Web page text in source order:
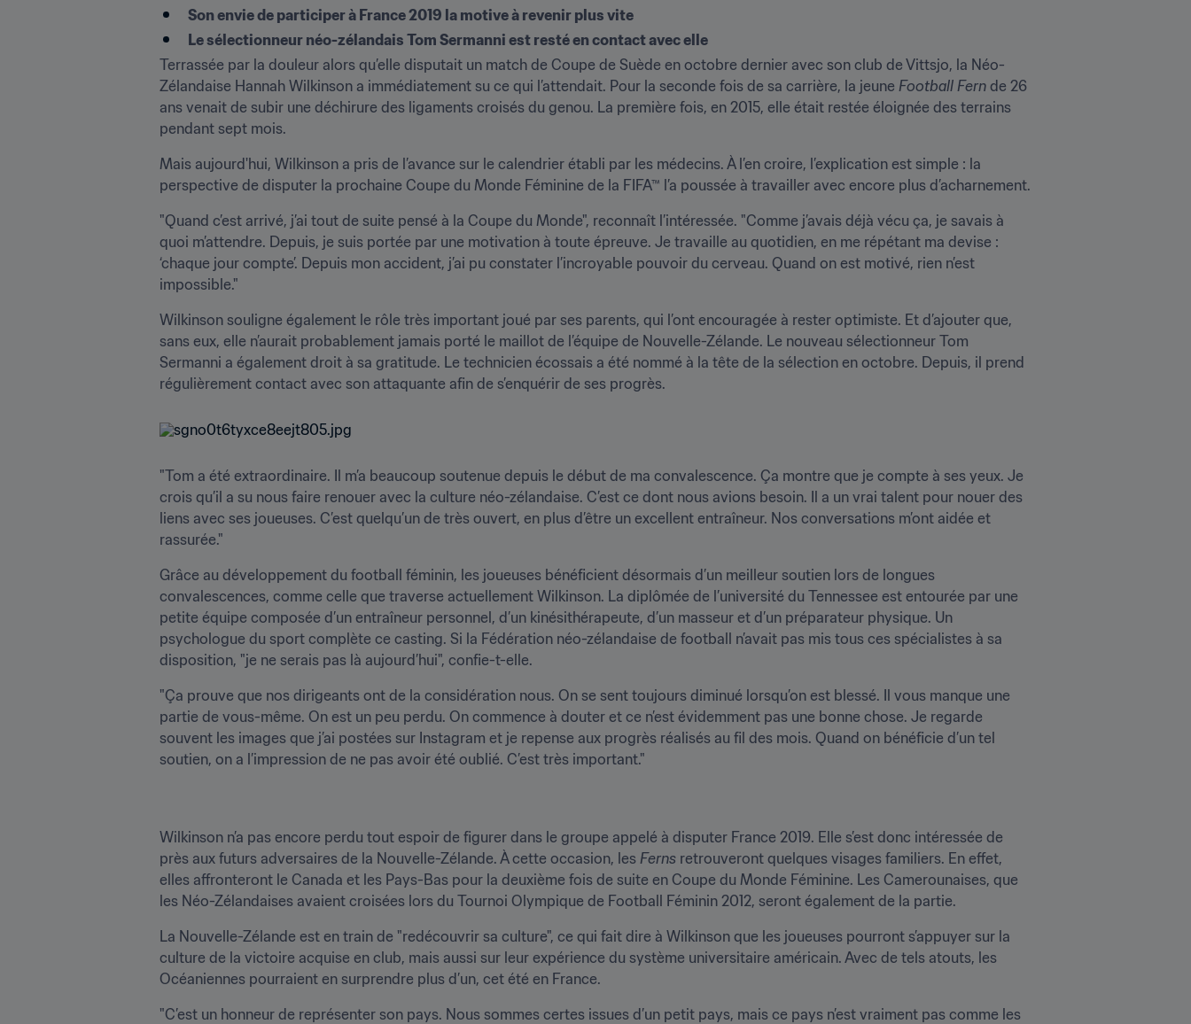
Son envie de participer à France 2019 la motive à revenir plus vite
Le sélectionneur néo-zélandais Tom Sermanni est resté en contact avec elle
Terrassée par la douleur alors qu’elle disputait un match de Coupe de Suède en octobre dernier avec son club de Vittsjo, la Néo-
Zélandaise Hannah Wilkinson a immédiatement su ce qui l’attendait. Pour la seconde fois de sa carrière, la jeune Football Fern de 26
ans venait de subir une déchirure des ligaments croisés du genou. La première fois, en 2015, elle était restée éloignée des terrains
pendant sept mois.
Mais aujourd'hui, Wilkinson a pris de l’avance sur le calendrier établi par les médecins. À l’en croire, l’explication est simple : la
perspective de disputer la prochaine Coupe du Monde Féminine de la FIFA™ l’a poussée à travailler avec encore plus d’acharnement.
"Quand c’est arrivé, j’ai tout de suite pensé à la Coupe du Monde", reconnaît l’intéressée. "Comme j’avais déjà vécu ça, je savais à
quoi m’attendre. Depuis, je suis portée par une motivation à toute épreuve. Je travaille au quotidien, en me répétant ma devise :
‘chaque jour compte’. Depuis mon accident, j’ai pu constater l’incroyable pouvoir du cerveau. Quand on est motivé, rien n’est
impossible."
Wilkinson souligne également le rôle très important joué par ses parents, qui l’ont encouragée à rester optimiste. Et d’ajouter que,
sans eux, elle n’aurait probablement jamais porté le maillot de l’équipe de Nouvelle-Zélande. Le nouveau sélectionneur Tom
Sermanni a également droit à sa gratitude. Le technicien écossais a été nommé à la tête de la sélection en octobre. Depuis, il prend
régulièrement contact avec son attaquante afin de s’enquérir de ses progrès.
"Tom a été extraordinaire. Il m’a beaucoup soutenue depuis le début de ma convalescence. Ça montre que je compte à ses yeux. Je
crois qu’il a su nous faire renouer avec la culture néo-zélandaise. C’est ce dont nous avions besoin. Il a un vrai talent pour nouer des
liens avec ses joueuses. C’est quelqu’un de très ouvert, en plus d’être un excellent entraîneur. Nos conversations m’ont aidée et
rassurée."
Grâce au développement du football féminin, les joueuses bénéficient désormais d’un meilleur soutien lors de longues
convalescences, comme celle que traverse actuellement Wilkinson. La diplômée de l’université du Tennessee est entourée par une
petite équipe composée d’un entraîneur personnel, d’un kinésithérapeute, d’un masseur et d’un préparateur physique. Un
psychologue du sport complète ce casting. Si la Fédération néo-zélandaise de football n’avait pas mis tous ces spécialistes à sa
disposition, "je ne serais pas là aujourd’hui", confie-t-elle.
"Ça prouve que nos dirigeants ont de la considération nous. On se sent toujours diminué lorsqu’on est blessé. Il vous manque une
partie de vous-même. On est un peu perdu. On commence à douter et ce n’est évidemment pas une bonne chose. Je regarde
souvent les images que j’ai postées sur Instagram et je repense aux progrès réalisés au fil des mois. Quand on bénéficie d’un tel
soutien, on a l’impression de ne pas avoir été oublié. C’est très important."
Wilkinson n’a pas encore perdu tout espoir de figurer dans le groupe appelé à disputer France 2019. Elle s’est donc intéressée de
près aux futurs adversaires de la Nouvelle-Zélande. À cette occasion, les Ferns retrouveront quelques visages familiers. En effet,
elles affronteront le Canada et les Pays-Bas pour la deuxième fois de suite en Coupe du Monde Féminine. Les Camerounaises, que
les Néo-Zélandaises avaient croisées lors du Tournoi Olympique de Football Féminin 2012, seront également de la partie.
La Nouvelle-Zélande est en train de "redécouvrir sa culture", ce qui fait dire à Wilkinson que les joueuses pourront s’appuyer sur la
culture de la victoire acquise en club, mais aussi sur leur expérience du système universitaire américain. Avec de tels atouts, les
Océaniennes pourraient en surprendre plus d’un, cet été en France.
"C’est un honneur de représenter son pays. Nous sommes certes issues d’un petit pays, mais ce pays n’est vraiment pas comme les